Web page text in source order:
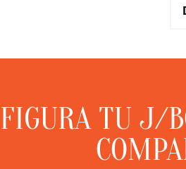
TU J/